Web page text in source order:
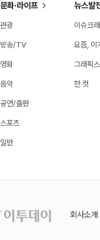
문화·라이프
관광
방송/TV
영화
음악
공연/출판
스포츠
일반
뉴스발
이슈크
요즘, 이
그래픽스
한 컷
회사소개